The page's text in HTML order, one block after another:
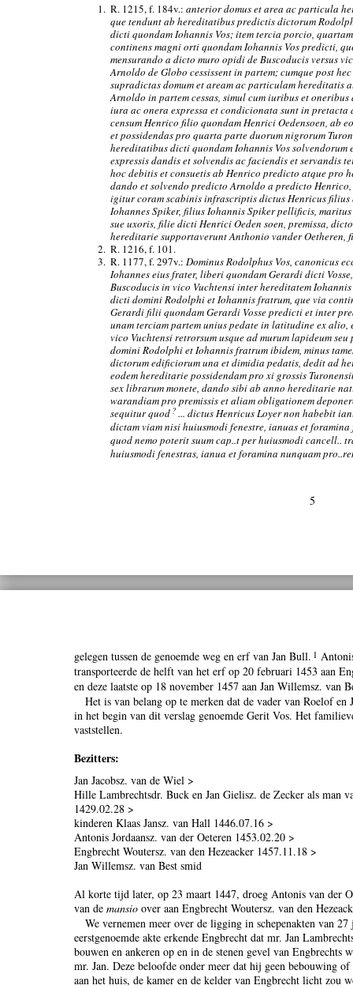
1. R. 1215, f. 184v.:anterior domus et area ac particula
que tendunt ab hereditatibus predictis dictorum
dicti quondam Iohannis Vos; item tercia porcio,
continens magni orti quondam Iohannis Vos predicti,
mensurando a dicto muro opidi de Buscoducis versus
Arnoldo de Globo cessissent in partem; cumque post
supradictas domum et aream ac particulam hereditatis
Arnoldo in partem cessas, simul cum iuribus et
iura ac onera expressa et condicionata sunt in
censum Henrico filio quondam Henrici Oedensoen, ab
et possidendas pro quarta parte duorum nigrorum
hereditatibus dicti quondam Iohannis Vos
expressis dandis et solvendis ac faciendis et servandis
hoc debitis et consuetis ab Henrico predicto atque pro
dando et solvendo predicto Arnoldo a predicto
igitur coram scabinis infrascriptis dictus Henricus filius
Iohannes Spiker, filius Iohannis Spiker pellificis,
sue uxoris, filie dicti Henrici Oeden soen, premissa,
hereditarie supportaverunt Anthonio vander Oetheren,
2. R. 1216, f. 101.
3. R. 1177, f. 297v.:Dominus Rodolphus Vos, canonicus
Iohannes eius frater, liberi quondam Gerardi dicti
Buscoducis in vico Vuchtensi inter hereditatem
dicti domini Rodolphi et Iohannis fratrum, que via
Gerardi filii quondam Gerardi Vosse predicti et inter
unam terciam partem unius pedate in latitudine ex
vico Vuchtensi retrorsum usque ad murum lapideum
domini Rodolphi et Iohannis fratrum ibidem, minus
dictorum edificiorum una et dimidia pedatis, dedit ad
eodem hereditarie possidendam pro xi grossis
sex librarum monete, dando sibi ab anno hereditarie
warandiam pro premissis et aliam obligationem
sequitur quod ?... dictus Henricus Loyer non habebit
dictam viam nisi huiusmodi fenestre, ianuas et
quod nemo poterit suum cap..t per huiusmodi cancell..
huiusmodi fenestras, ianua et foramina nunquam
5
gelegen tussen de genoemde weg en erf van Jan Bull. 1
transporteerde de helft van het erf op 20 februari 1453 aan
en deze laatste op 18 november 1457 aan Jan Willemsz. van
Het is van belang op te merken dat de vader van Roelof
in het begin van dit verslag genoemde Gerit Vos. Het
vaststellen.
Bezitters:
Jan Jacobsz. van de Wiel >
Hille Lambrechtsdr. Buck en Jan Gielisz. de Zecker als man
1429.02.28 >
kinderen Klaas Jansz. van Hall 1446.07.16 >
Antonis Jordaansz. van der Oeteren 1453.02.20 >
Engbrecht Woutersz. van den Hezeacker 1457.11.18 >
Jan Willemsz. van Best smid
Al korte tijd later, op 23 maart 1447, droeg Antonis van der
van demansio over aan Engbrecht Woutersz. van den
We vernemen meer over de ligging in schepenakten van
eerstgenoemde akte erkende Engbrecht dat mr. Jan
bouwen en ankeren op en in de stenen gevel van Engbrechts
mr. Jan. Deze beloofde onder meer dat hij geen bebouwing
aan het huis, de kamer en de kelder van Engbrecht licht zou